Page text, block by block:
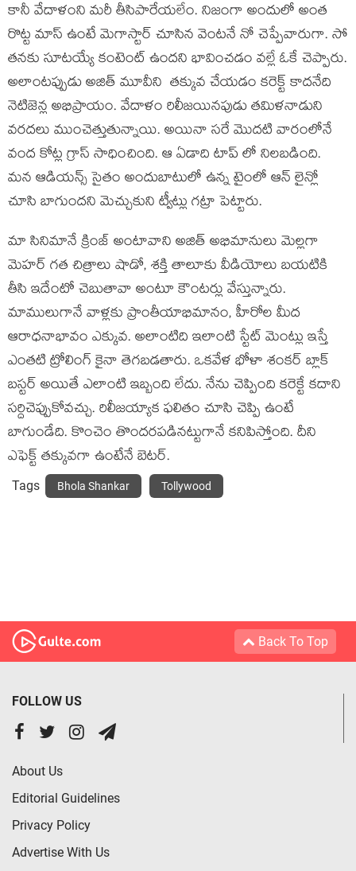
కానీ వేదాళంని మరీ తీసిపారేయలేం. నిజంగా అందులో అంత
రొట్ట మాస్ ఉంటే మెగాస్టార్ చూసిన వెంటనే నో చెప్పేవారుగా. సో
తనకు సూటయ్యే కంటెంట్ ఉందని భావించడం వల్లే ఓకే చెప్పారు.
అలాంటప్పుడు అజిత్ మూవీని తక్కువ చేయడం కరెక్ట్ కాదనేది
నెటిజెన్ల అభిప్రాయం. వేదాళం రిలీజయినపుడు తమిళనాడుని
వరదలు ముంచెత్తుతున్నాయి. అయినా సరే మొదటి వారంలోనే
వంద కోట్ల గ్రాస్ సాధించింది. ఆ ఏడాది టాప్ లో నిలబడింది.
మన ఆడియన్స్ సైతం అందుబాటులో ఉన్న టైంలో ఆన్ లైన్లో
చూసి బాగుందని మెచ్చుకుని ట్వీట్లు గట్రా పెట్టారు.
మా సినిమానే క్రింజ్ అంటావాని అజిత్ అభిమానులు మెల్లగా
మెహర్ గత చిత్రాలు షాడో, శక్తి తాలూకు వీడియోలు బయటికి
తీసి ఇదేంటో చెబుతావా అంటూ కౌంటర్లు వేస్తున్నారు.
మాములుగానే వాళ్లకు ప్రాంతీయాభిమానం, హీరోల మీద
ఆరాధనాభావం ఎక్కువ. అలాంటిది ఇలాంటి స్టేట్ మెంట్లు ఇస్తే
ఎంతటి ట్రోలింగ్ కైనా తెగబడతారు. ఒకవేళ భోళా శంకర్ బ్లాక్
బస్టర్ అయితే ఎలాంటి ఇబ్బంది లేదు. నేను చెప్పింది కరెక్టే కదాని
సర్దిచెప్పుకోవచ్చు. రిలీజయ్యాక ఫలితం చూసి చెప్పి ఉంటే
బాగుండేది. కొంచెం తొందరపడినట్టుగానే కనిపిస్తోంది. దీని
ఎఫెక్ట్ తక్కువగా ఉంటేనే బెటర్.
Tags Bhola Shankar Tollywood
Back To Top
FOLLOW US
About Us
Editorial Guidelines
Privacy Policy
Advertise With Us